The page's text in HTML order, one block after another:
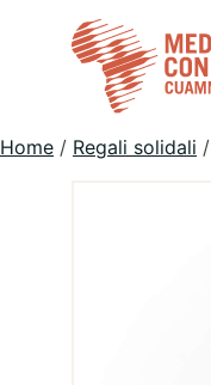
Home / Regali solidali /